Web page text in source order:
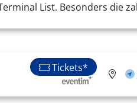
List. Besonders die
Tickets*